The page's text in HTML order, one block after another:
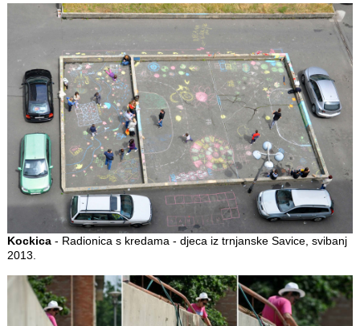
Kockica - Radionica s kredama - djeca iz trnjanske Savice, svibanj
2013.